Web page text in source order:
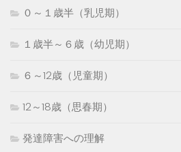
０～１歳半（乳児期）
１歳半～６歳（幼児期）
６～12歳（児童期）
12～18歳（思春期）
発達障害への理解